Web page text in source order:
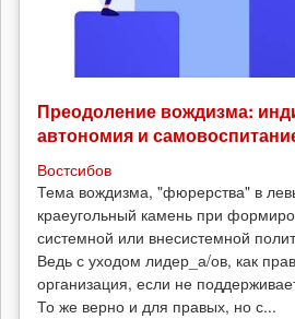
Преодоление вождизма:
автономия и
Востсибов
Тема вождизма, "фюрерства" в
краеугольный камень при
системной или внесистемной
Ведь с уходом лидер_а/ов, как
организация, если не
То же верно и для правых, но с...